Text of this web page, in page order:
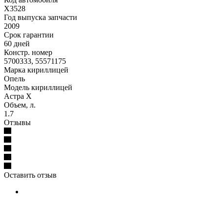
X3528
Год выпуска запчасти
2009
Срок гарантии
60 дней
Констр. номер
5700333, 55571175
Марка кириллицей
Опель
Модель кириллицей
Астра Х
Объем, л.
1.7
Отзывы
Оставить отзыв